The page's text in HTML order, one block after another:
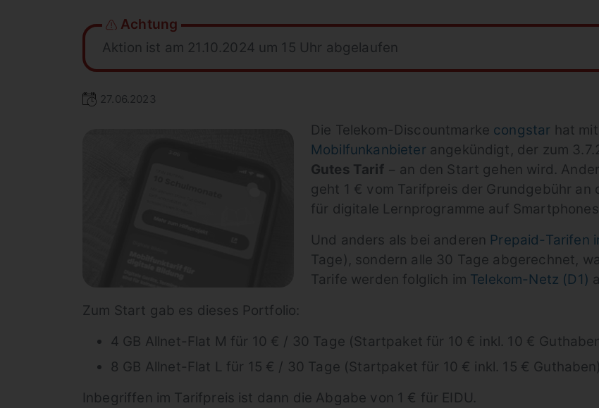
Achtung
Aktion ist am 21.10.2024 um 15 Uhr abgelaufen
27.06.2023
Die Telekom-Discountmarke congstar hat mit
Mobilfunkanbieterangekündigt, der zum
Gutes Tarif− an den Start gehen wird.
geht 1 € vom Tarifpreis der Grundgebühr an
für digitale Lernprogramme auf
Und anders als bei anderen Prepaid-Tarifen
Tage), sondern alle 30 Tage abgerechnet,
Tarife werden folglich im Telekom-Netz (D1)
Zum Start gab es dieses Portfolio:
4 GB Allnet-Flat M für 10 € / 30 Tage (Startpaket für 10 € inkl. 10 €
8 GB Allnet-Flat L für 15 € / 30 Tage (Startpaket für 10 € inkl. 15 € Guthaben)
Inbegriffen im Tarifpreis ist dann die Abgabe von 1 € für EIDU.